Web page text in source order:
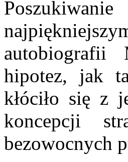
autobiografii
hipotez, jak
kłóciło się z
koncepcji
bezowocnych